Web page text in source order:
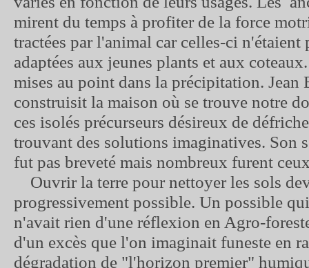
mirent du temps à profiter de la force
tractées par l'animal car celles-ci n'étaient
adaptées aux jeunes plants et aux
mises au point dans la précipitation.
construisit la maison où se trouve notre
ces isolés précurseurs désireux de
trouvant des solutions imaginatives. Son
fut pas breveté mais nombreux furent
Ouvrir la terre pour nettoyer les sols
progressivement possible. Un possible
n'avait rien d'une réflexion en Agro-
d'un excès que l'on imaginait funeste en
dégradation de "l'horizon premier"